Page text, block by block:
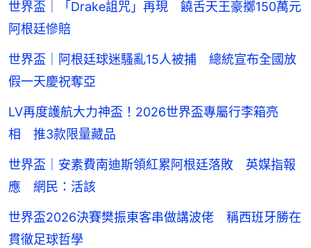
世界盃｜「Drake詛咒」再現 饒舌天王豪擲150萬元
阿根廷慘賠
世界盃｜阿根廷球迷騷亂15人被捕 總統宣布全國放
假一天慶祝奪亞
LV再度護航大力神盃！2026世界盃專屬行李箱亮
相 推3款限量藏品
世界盃｜安素費南迪斯領紅累阿根廷落敗 英媒指報
應 網民：活該
世界盃2026決賽樊振東客串做講波佬 稱西班牙勝在
貫徹足球哲學